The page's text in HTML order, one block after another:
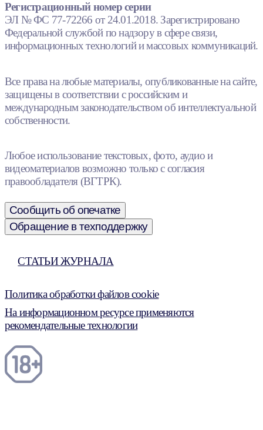
Регистрационный номер серии
ЭЛ № ФС 77-72266 от 24.01.2018. Зарегистрировано
Федеральной службой по надзору в сфере связи,
информационных технологий и массовых коммуникаций.
Все права на любые материалы, опубликованные на сайте,
защищены в соответствии с российским и
международным законодательством об интеллектуальной
собственности.
Любое использование текстовых, фото, аудио и
видеоматериалов возможно только с согласия
правообладателя (ВГТРК).
Сообщить об опечатке
Обращение в техподдержку
СТАТЬИ ЖУРНАЛА
Политика обработки файлов cookie
На информационном ресурсе применяются
рекомендательные технологии